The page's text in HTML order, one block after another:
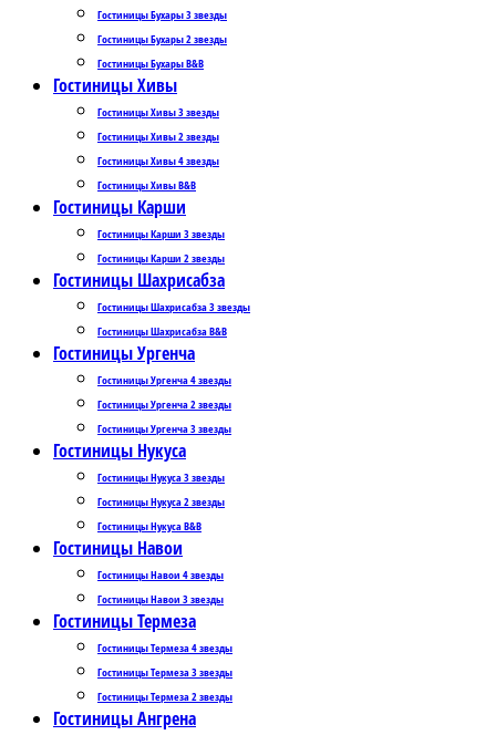
Гостиницы Бухары 3 звезды
Гостиницы Бухары 2 звезды
Гостиницы Бухары B&B
Гостиницы Хивы
Гостиницы Хивы 3 звезды
Гостиницы Хивы 2 звезды
Гостиницы Хивы 4 звезды
Гостиницы Хивы B&B
Гостиницы Карши
Гостиницы Карши 3 звезды
Гостиницы Карши 2 звезды
Гостиницы Шахрисабза
Гостиницы Шахрисабза 3 звезды
Гостиницы Шахрисабза B&B
Гостиницы Ургенча
Гостиницы Ургенча 4 звезды
Гостиницы Ургенча 2 звезды
Гостиницы Ургенча 3 звезды
Гостиницы Нукуса
Гостиницы Нукуса 3 звезды
Гостиницы Нукуса 2 звезды
Гостиницы Нукуса B&B
Гостиницы Навои
Гостиницы Навои 4 звезды
Гостиницы Навои 3 звезды
Гостиницы Термеза
Гостиницы Термеза 4 звезды
Гостиницы Термеза 3 звезды
Гостиницы Термеза 2 звезды
Гостиницы Ангрена